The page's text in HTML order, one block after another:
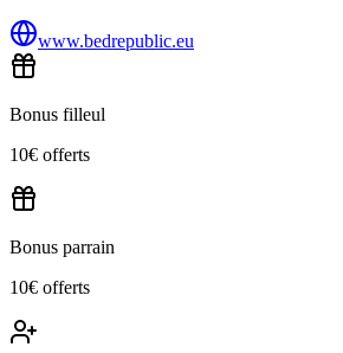
www.bedrepublic.eu
Bonus filleul
10€ offerts
Bonus parrain
10€ offerts